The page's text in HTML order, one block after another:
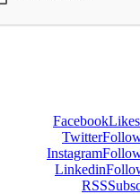
FacebookLikes
Twitter
Instagram
Linkedin
RSS